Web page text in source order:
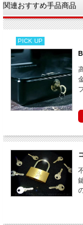
■スクイズ・ショ
■セイム・アズ・ユ
■トラップト・ショ
■ボトムズ・アップ
■インポシブル・ベ
■ザ・ミキサー：
■ゼイ・ドント・
■スワロワー： 簡
■バランシング・テ
■リフト・オフ：
ト！
■リトル・スクラッ
■タバコ・トリオ：
■スポット・ワン
■プッシュオーバ
■ポップ・ショット
■ビトウィーン・ザ
■プレイング・ク
関連おすすめ手品商品
PICK UP